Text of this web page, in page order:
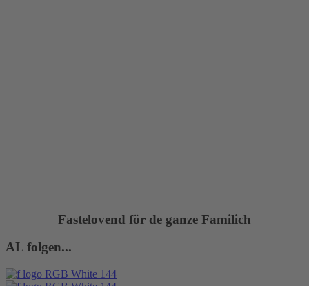
Fastelovend för de ganze Familich
AL folgen...